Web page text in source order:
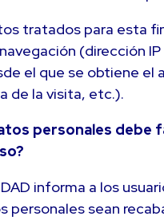
tratados para esta
(dirección
el que se obtiene el
de la visita, etc.).
personales debe
informa a los
personales sean